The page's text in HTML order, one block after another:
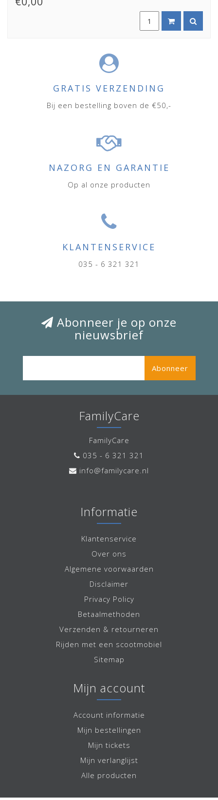
GRATIS VERZENDING
Bij een bestelling boven de €50,-
NAZORG EN GARANTIE
Op al onze producten
KLANTENSERVICE
035 - 6 321 321
Abonneer je op onze
nieuwsbrief
Abonneer
FamilyCare
FamilyCare
035 - 6 321 321
info@familycare.nl
Informatie
Klantenservice
Over ons
Algemene voorwaarden
Disclaimer
Privacy Policy
Betaalmethoden
Verzenden & retourneren
Rijden met een scootmobiel
Sitemap
Mijn account
Account informatie
Mijn bestellingen
Mijn tickets
Mijn verlanglijst
Alle producten